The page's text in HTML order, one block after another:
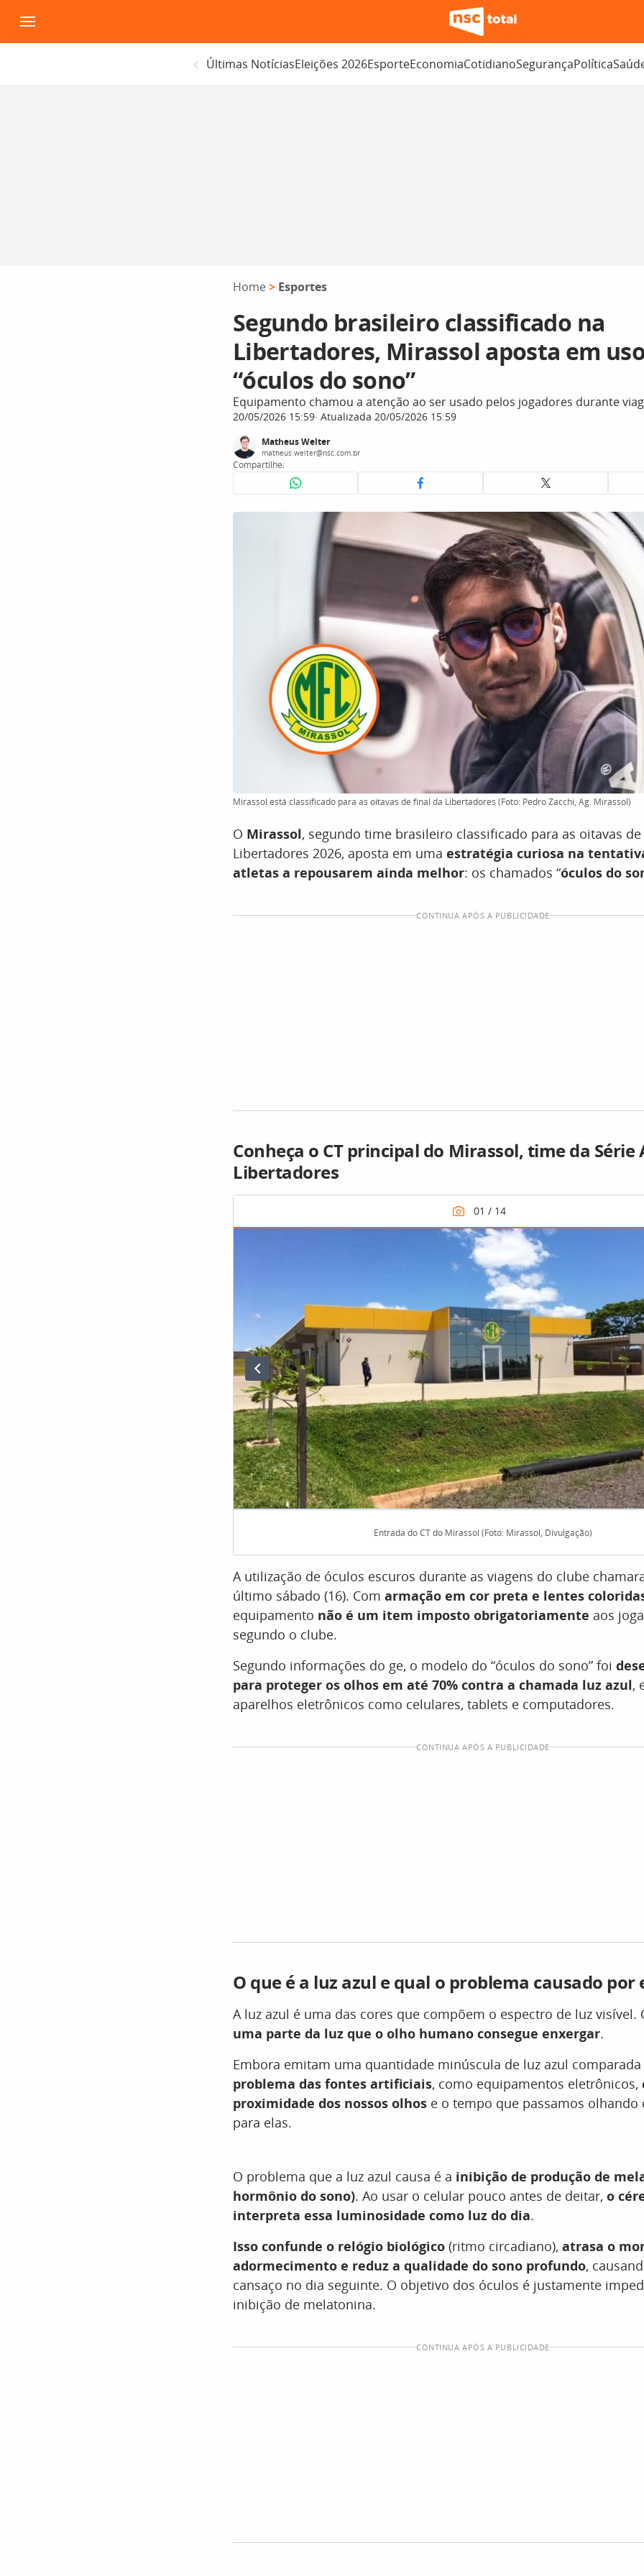
para
o
Últimas NotíciasEleições 2026EsporteEconomiaCotidianoSegurançaPolítica
Home > Esportes
Segundo brasileiro classificado na
Libertadores, Mirassol aposta em
“óculos do sono”
Equipamento chamou a atenção ao ser usado pelos jogadores durante
20/05/2026 15:59 Atualizada 20/05/2026 15:59
Matheus Welter
matheus.welter@nsc.com.br
Compartilhe:
Mirassol está classificado para as oitavas de final da Libertadores (Foto: Pedro Zacchi, Ag. Mirassol)
O Mirassol, segundo time brasileiro classificado para as oitavas
Libertadores 2026, aposta em uma estratégia curiosa na
atletas a repousarem ainda melhor: os chamados “óculos do
CONTINUA APÓS A PUBLICIDADE
Conheça o CT principal do Mirassol, time da Série
Libertadores
Entrada do CT do Mirassol (Foto: Mirassol, Divulgação)
A utilização de óculos escuros durante as viagens do clube
último sábado (16). Com armação em cor preta e lentes
equipamento não é um item imposto obrigatoriamente aos
segundo o clube.
Segundo informações do ge, o modelo do “óculos do sono” foi
para proteger os olhos em até 70% contra a chamada luz azul,
aparelhos eletrônicos como celulares, tablets e computadores.
CONTINUA APÓS A PUBLICIDADE
O que é a luz azul e qual o problema causado por
A luz azul é uma das cores que compõem o espectro de luz visível.
uma parte da luz que o olho humano consegue enxergar.
Embora emitam uma quantidade minúscula de luz azul
problema das fontes artificiais, como equipamentos eletrônicos,
proximidade dos nossos olhos e o tempo que passamos olhando
para elas.
O problema que a luz azul causa é a inibição de produção de
hormônio do sono). Ao usar o celular pouco antes de deitar, o
interpreta essa luminosidade como luz do dia.
Isso confunde o relógio biológico (ritmo circadiano), atrasa o
adormecimento e reduz a qualidade do sono profundo,
cansaço no dia seguinte. O objetivo dos óculos é justamente
inibição de melatonina.
CONTINUA APÓS A PUBLICIDADE